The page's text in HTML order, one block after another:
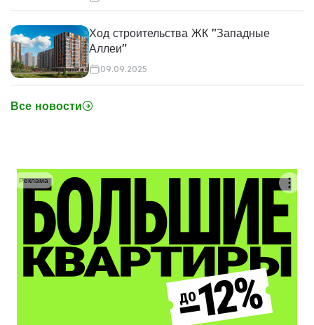
Ход строительства ЖК "Западные
Аллеи"
09.09.2025
Все новости
Реклама